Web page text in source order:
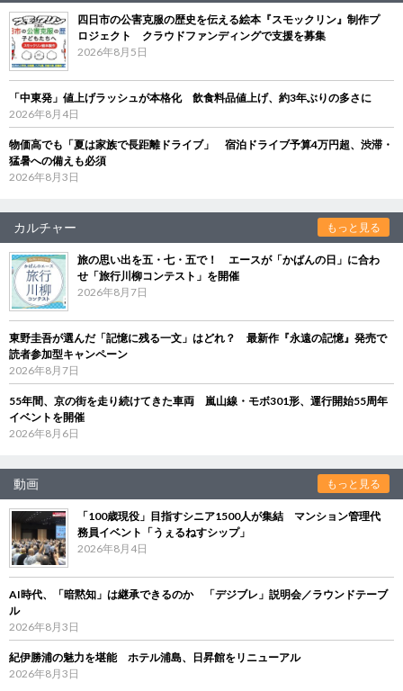
四日市の公害克服の歴史を伝える絵本『スモックリン』制作プ
ロジェクト クラウドファンディングで支援を募集
2026年8月5日
「中東発」値上げラッシュが本格化 飲食料品値上げ、約3年ぶりの多さに
2026年8月4日
物価高でも「夏は家族で長距離ドライブ」 宿泊ドライブ予算4万円超、渋滞・
猛暑への備えも必須
2026年8月3日
カルチャー もっと見る
旅の思い出を五・七・五で！ エースが「かばんの日」に合わ
せ「旅行川柳コンテスト」を開催
2026年8月7日
東野圭吾が選んだ「記憶に残る一文」はどれ？ 最新作『永遠の記憶』発売で
読者参加型キャンペーン
2026年8月7日
55年間、京の街を走り続けてきた車両 嵐山線・モボ301形、運行開始55周年
イベントを開催
2026年8月6日
動画 もっと見る
「100歳現役」目指すシニア1500人が集結 マンション管理代
務員イベント「うぇるねすシップ」
2026年8月4日
AI時代、「暗黙知」は継承できるのか 「デジブレ」説明会／ラウンドテーブ
ル
2026年8月3日
紀伊勝浦の魅力を堪能 ホテル浦島、日昇館をリニューアル
2026年8月3日